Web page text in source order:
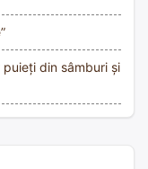
din sâmburi și